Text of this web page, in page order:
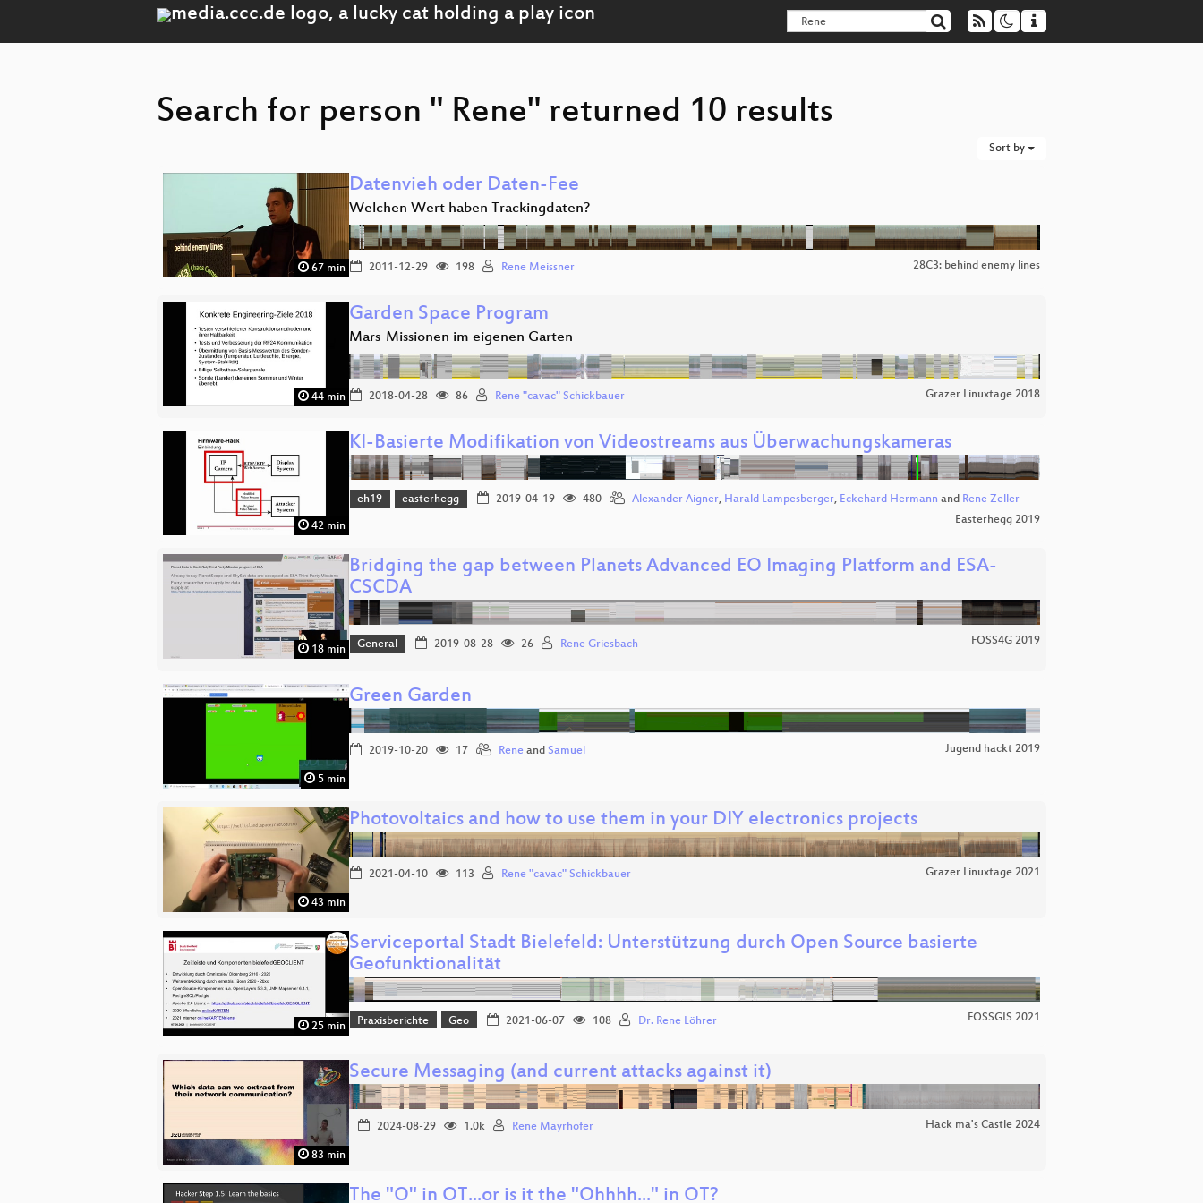
Search for person " Rene" returned 10 results
Sort by
67 min
Datenvieh oder Daten-Fee
Welchen Wert haben Trackingdaten?
2011-12-29 198 Rene Meissner 28C3: behind enemy lines
44 min
Garden Space Program
Mars-Missionen im eigenen Garten
2018-04-28 86 Rene "cavac" Schickbauer Grazer Linuxtage 2018
42 min
KI-Basierte Modifikation von Videostreams aus Überwachungskameras
eh19 easterhegg 2019-04-19 480 Alexander Aigner, Harald Lampesberger, Eckehard Hermann and Rene Zeller
Easterhegg 2019
18 min
Bridging the gap between Planets Advanced EO Imaging Platform and ESA-
CSCDA
General 2019-08-28 26 Rene Griesbach FOSS4G 2019
5 min
Green Garden
2019-10-20 17 Rene and Samuel Jugend hackt 2019
43 min
Photovoltaics and how to use them in your DIY electronics projects
2021-04-10 113 Rene "cavac" Schickbauer Grazer Linuxtage 2021
25 min
Serviceportal Stadt Bielefeld: Unterstützung durch Open Source basierte
Geofunktionalität
Praxisberichte Geo 2021-06-07 108 Dr. Rene Löhrer FOSSGIS 2021
83 min
Secure Messaging (and current attacks against it)
2024-08-29 1.0k Rene Mayrhofer Hack ma's Castle 2024
The "O" in OT...or is it the "Ohhhh..." in OT?